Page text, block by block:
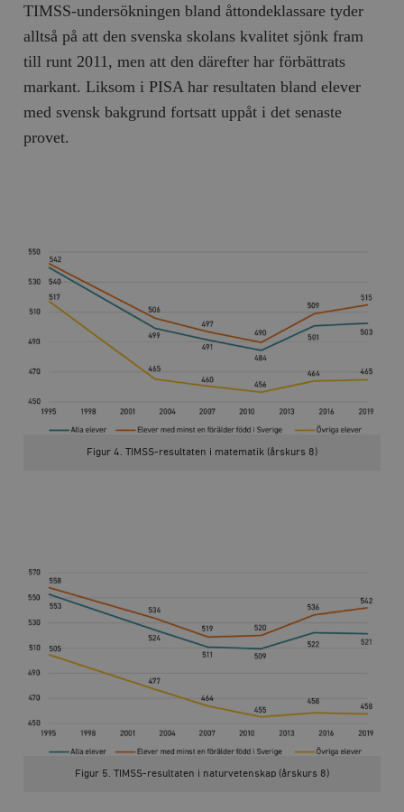
TIMSS-undersökningen bland åttondeklassare tyder
alltså på att den svenska skolans kvalitet sjönk fram
till runt 2011, men att den därefter har förbättrats
markant. Liksom i PISA har resultaten bland elever
med svensk bakgrund fortsatt uppåt i det senaste
provet.
Figur 4. TIMSS-resultaten i matematik (årskurs 8)
Figur 5. TIMSS-resultaten i naturvetenskap (årskurs 8)